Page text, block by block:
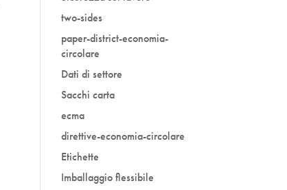
two-sides
paper-district-economia-
circolare
Dati di settore
Sacchi carta
ecma
direttive-economia-circolare
Etichette
Imballaggio flessibile